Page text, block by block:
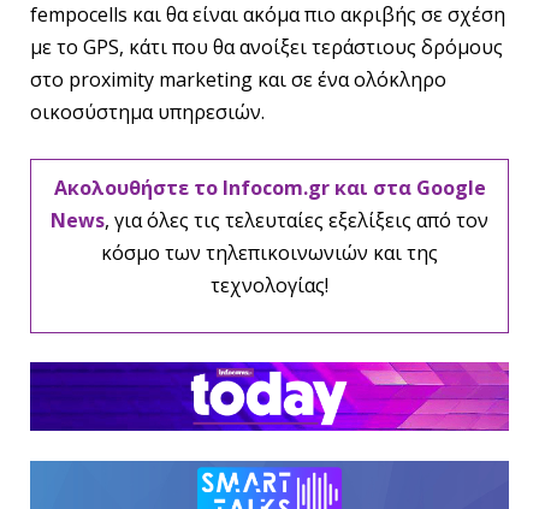
fempocells και θα είναι ακόμα πιο ακριβής σε σχέση
με το GPS, κάτι που θα ανοίξει τεράστιους δρόμους
στο proximity marketing και σε ένα ολόκληρο
οικοσύστημα υπηρεσιών.
Ακολουθήστε το Infocom.gr και στα Google
News, για όλες τις τελευταίες εξελίξεις από τον
κόσμο των τηλεπικοινωνιών και της
τεχνολογίας!